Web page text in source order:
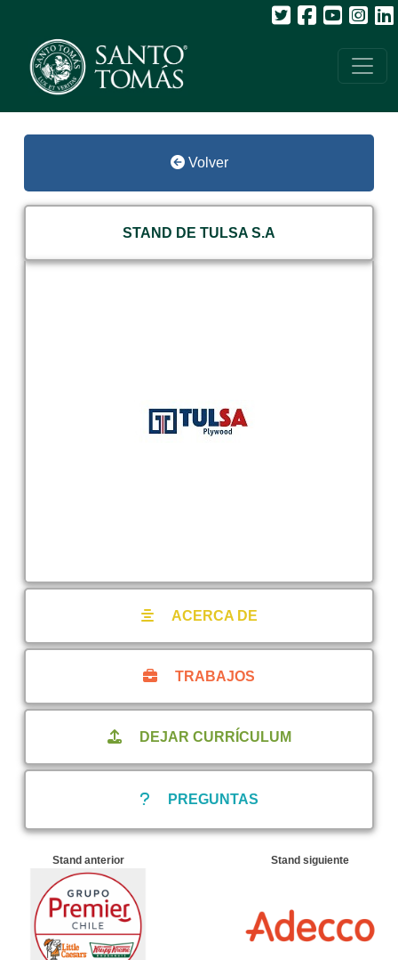
Volver
STAND DE TULSA S.A
ACERCA DE
TRABAJOS
DEJAR CURRÍCULUM
PREGUNTAS
Stand anterior Stand siguiente